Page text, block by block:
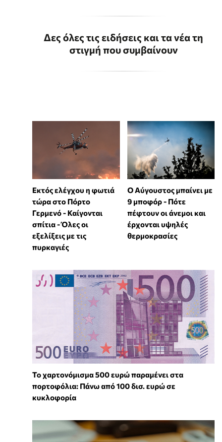
Δες όλες τις ειδήσεις και τα νέα τη
στιγμή που συμβαίνουν
Εκτός ελέγχου η φωτιά
τώρα στο Πόρτο
Γερμενό - Καίγονται
σπίτια - Όλες οι
εξελίξεις με τις
πυρκαγιές
Ο Αύγουστος μπαίνει με
9 μποφόρ - Πότε
πέφτουν οι άνεμοι και
έρχονται υψηλές
θερμοκρασίες
Το χαρτονόμισμα 500 ευρώ παραμένει στα
πορτοφόλια: Πάνω από 100 δισ. ευρώ σε
κυκλοφορία